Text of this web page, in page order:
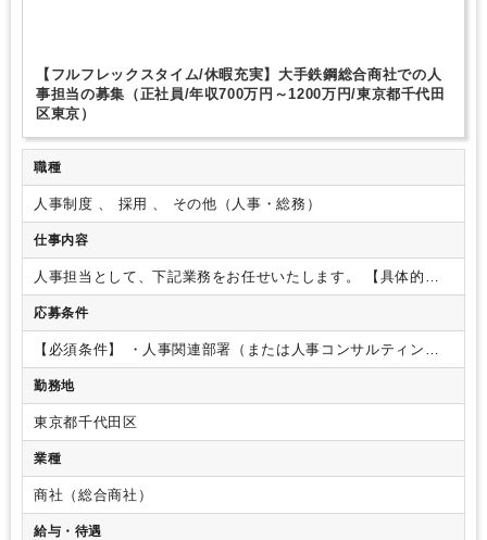
【フルフレックスタイム/休暇充実】大手鉄鋼総合商社での人
事担当の募集（正社員/年収700万円～1200万円/東京都千代田
区東京）
職種
人事制度 、 採用 、 その他（人事・総務）
仕事内容
人事担当として、下記業務をお任せいたします。
【具体的な
業務内容】①社員の採用・配置転換②人事諸制度、人事施策
の企画・立案・運用
【ポイント】
・入社当初は①～③の中から配属ユニットに応
じた業務を担当いただき、各種プロジェクトの企画立案・推進
を担当いただきます。その後、能力や適性をふまえ、人事部要
職や海外拠点への赴任等を想定しております。
リア採用を中心に多様な社員が在籍しています。オフィスは新
しく清潔で、コミュニケーションが取り易いよう社内のレイア
整っています。 ・コアタイム無しのフレックスタイム制を導
入しており、標準労働時間も7時間15分と、ワークライフバラ
応募条件
【必須条件】
・人事関連部署（または人事コンサルティング
ファーム）での5年以上の業務経験 【歓迎条件】・TOEIC730
点以上
勤務地
東京都千代田区
業種
商社（総合商社）
給与・待遇